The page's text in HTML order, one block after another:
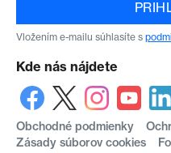
Vložením e-mailu súhlasíte s
Kde nás nájdete
Obchodné podmienky
Zásady súborov cookies